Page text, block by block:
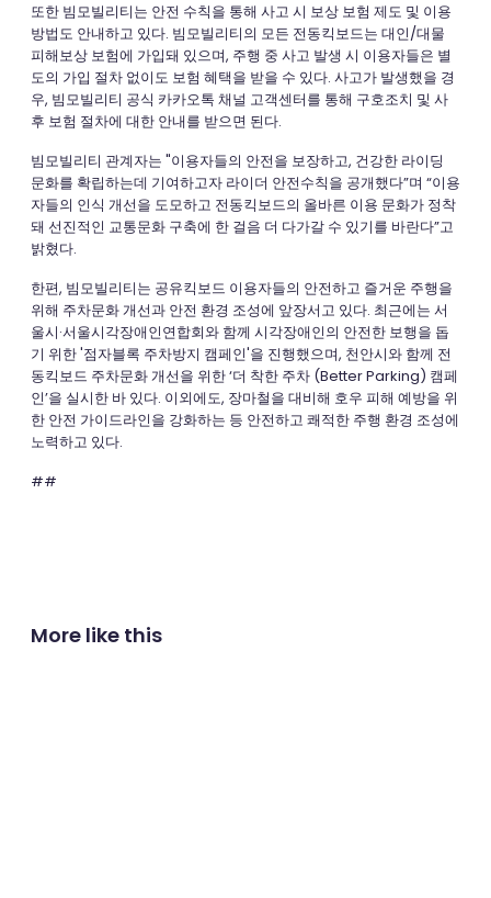
또한 빔모빌리티는 안전 수칙을 통해 사고 시 보상 보험 제도 및 이용
방법도 안내하고 있다. 빔모빌리티의 모든 전동킥보드는 대인/대물
피해보상 보험에 가입돼 있으며, 주행 중 사고 발생 시 이용자들은 별
도의 가입 절차 없이도 보험 혜택을 받을 수 있다. 사고가 발생했을 경
우, 빔모빌리티 공식 카카오톡 채널 고객센터를 통해 구호조치 및 사
후 보험 절차에 대한 안내를 받으면 된다.
빔모빌리티 관계자는 "이용자들의 안전을 보장하고, 건강한 라이딩
문화를 확립하는데 기여하고자 라이더 안전수칙을 공개했다”며 “이용
자들의 인식 개선을 도모하고 전동킥보드의 올바른 이용 문화가 정착
돼 선진적인 교통문화 구축에 한 걸음 더 다가갈 수 있기를 바란다”고
밝혔다.
한편, 빔모빌리티는 공유킥보드 이용자들의 안전하고 즐거운 주행을
위해 주차문화 개선과 안전 환경 조성에 앞장서고 있다. 최근에는 서
울시·서울시각장애인연합회와 함께 시각장애인의 안전한 보행을 돕
기 위한 '점자블록 주차방지 캠페인'을 진행했으며, 천안시와 함께 전
동킥보드 주차문화 개선을 위한 ‘더 착한 주차 (Better Parking) 캠페
인’을 실시한 바 있다. 이외에도, 장마철을 대비해 호우 피해 예방을 위
한 안전 가이드라인을 강화하는 등 안전하고 쾌적한 주행 환경 조성에
노력하고 있다.
##
More like this